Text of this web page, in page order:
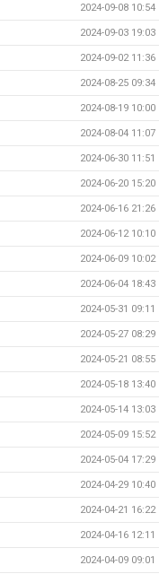
2024-09-08 10:54
2024-09-03 19:03
2024-09-02 11:36
2024-08-25 09:34
2024-08-19 10:00
2024-08-04 11:07
2024-06-30 11:51
2024-06-20 15:20
2024-06-16 21:26
2024-06-12 10:10
2024-06-09 10:02
2024-06-04 18:43
2024-05-31 09:11
2024-05-27 08:29
2024-05-21 08:55
2024-05-18 13:40
2024-05-14 13:03
2024-05-09 15:52
2024-05-04 17:29
2024-04-29 10:40
2024-04-21 16:22
2024-04-16 12:11
2024-04-09 09:01